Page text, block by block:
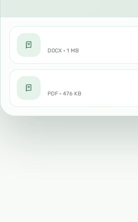
DOCX · 1 MB
PDF · 476 KB